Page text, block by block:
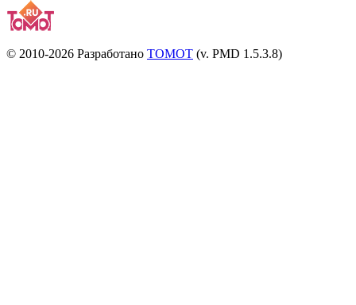
© 2010-2026 Разработано TOMOT (v. PMD 1.5.3.8)